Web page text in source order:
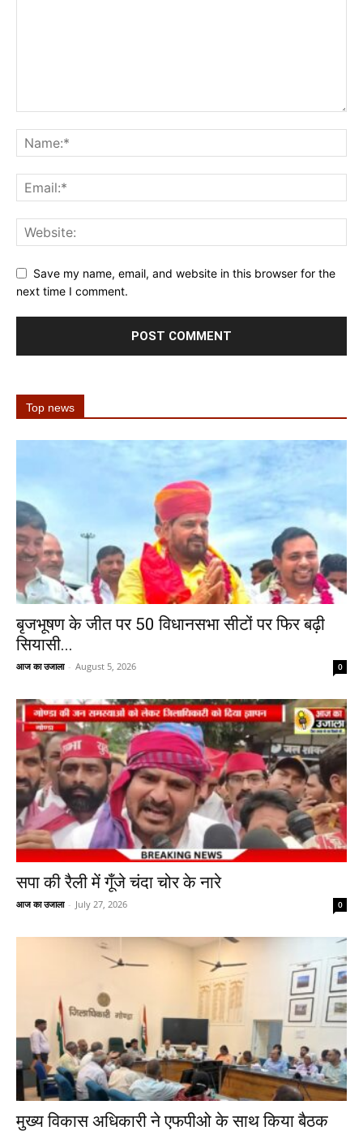
Save my name, email, and website in this browser for the
next time I comment.
Top news
बृजभूषण के जीत पर 50 विधानसभा सीटों पर फिर बढ़ी
सियासी...
आज का उजाला - August 5, 2026 0
सपा की रैली में गूँजे चंदा चोर के नारे
आज का उजाला - July 27, 2026 0
मुख्य विकास अधिकारी ने एफपीओ के साथ किया बैठक